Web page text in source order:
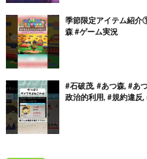
季節限定アイテム紹
森 #ゲーム実況
#石破茂, #あつ森, #あ
政治的利用, #規約違反